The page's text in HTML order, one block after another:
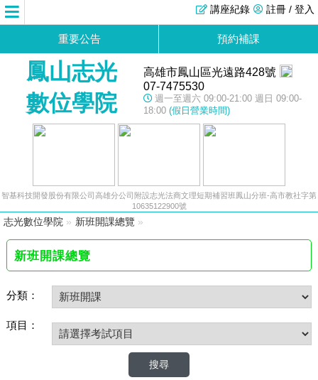
註冊 / 登入
講座紀錄
重要公告 預約補課
鳳山志光
數位學院
高雄市鳳山區光遠路428號
07-7475530
週一至週六 09:00-21:00 週日 09:00-
18:00 (假日營業時間)
智基科技開發股份有限公司高雄分公司附設志光法商文理短期補習班鳳山分班-高市教社字第
10635122900號
志光數位學院 » 新班開課總覽 »
新班開課總覽
分類：
項目：